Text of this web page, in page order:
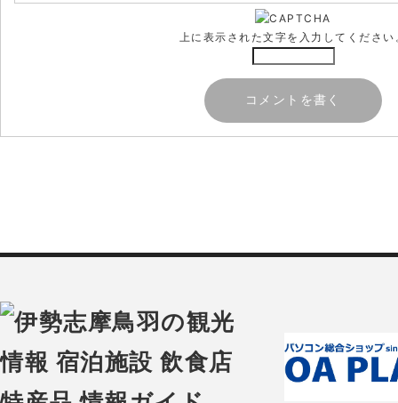
上に表示された文字を入力してください